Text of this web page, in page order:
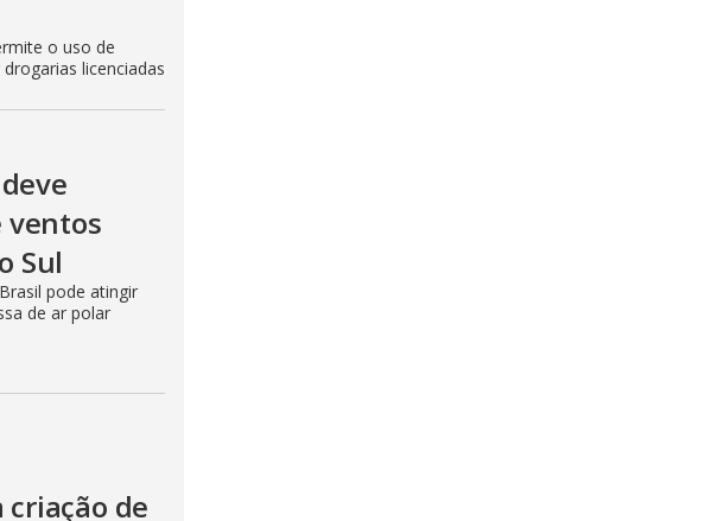
o uso de
licenciadas
ventos
Sul
pode atingir
de ar polar
de